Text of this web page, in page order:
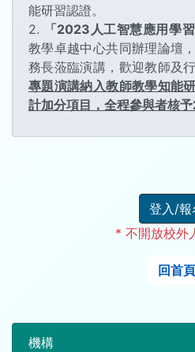
能研習認證。
2.
「2023人工智慧應用學
教學卓越中心共同辦理論壇
務長蒞臨演講，歡迎教師及
專題演講納入教師教學知能
計加分項目，全程參與者核予
登入/報
* 不開放校外
回首頁
機構